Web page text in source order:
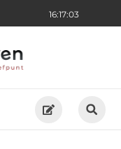
16:17:04